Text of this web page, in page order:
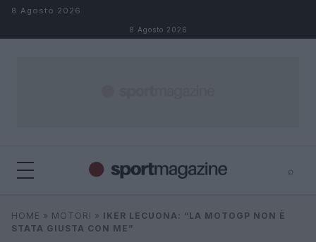
Salta al contenuto
8 Agosto 2026
8 Agosto 2026
⌕
Cerca
⌕
HOME » MOTORI » IKER LECUONA: “LA MOTOGP NON È
STATA GIUSTA CON ME”